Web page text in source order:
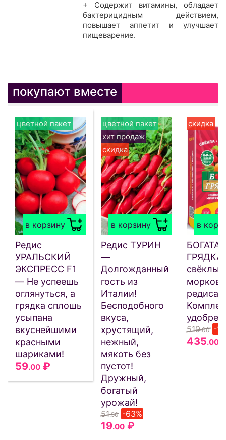
+ Содержит витамины, обладает
бактерицидным действием,
повышает аппетит и улучшает
пищеварение.
покупают вместе
в корзину
цветной пакет
Редис
УРАЛЬСКИЙ
ЭКСПРЕСС F1
— Не успеешь
оглянуться, а
грядка сплошь
усыпана
вкуснейшими
красными
шариками!
59.00 ₽
в корзину
цветной пакет
хит продаж
скидка
Редис ТУРИН
—
Долгожданный
гость из
Италии!
Бесподобного
вкуса,
хрустящий,
нежный,
мякоть без
пустот!
Дружный,
богатый
урожай!
51.50 -63%
19.00 ₽
в
скидка
БОГАТАЯ
ГРЯДКА
свёклы,
редиса
510.00 -
435.00